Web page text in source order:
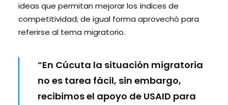
ideas que permitan mejorar los índices de
competitividad; de igual forma aprovechó para
referirse al tema migratorio.
“En Cúcuta la situación migratoria
no es tarea fácil, sin embargo,
recibimos el apoyo de USAID para